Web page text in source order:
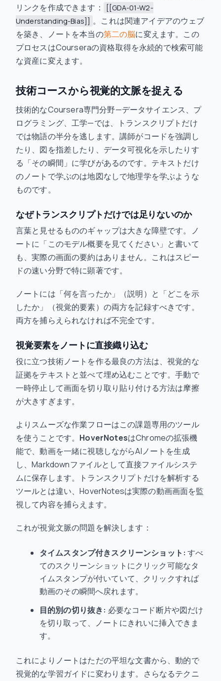
リンクを作成できます：
[[GDA-01-W2-
Understanding-Bias]] 。これは関連アイデアのウェブ
を築き、ノートを本当の第二の脳に変えます。この
プロセスはCourseraの資格取得を永続的で検索可能
な資産に変えます。
技術コースから視覚的文脈を捉える
技術的なCoursera専門分野—データサイエンス、プ
ログラミング、工学—では、トランスクリプトだけ
では物語の半分を逃します。講師がコードを強調し
たり、図を指差したり、データ可視化を示したりす
る「その瞬間」に学びがあるのです。テキストだけ
のノートで学ぶのは地図なしで地理学を学ぶような
ものです。
なぜトランスクリプトだけでは足りないのか
言葉と見せるもののギャップは大きな障壁です。ノ
ートに「このモデル概要を見てください」と書いて
も、実際の画面の要約はありません。これはスピー
ドの速い分野で特に顕著です。
ノートには「何を言ったか」（説明）と「どこを示
したか」（視覚的要素）の両方を記録すべきです。
両方を捕らえられなければ不完全です。
視覚要素をノートに直接織り込む
役に立つ技術ノートを作る最良の方法は、視覚的な
証拠をテキストと並べて埋め込むことです。手動で
一時停止して画面を切り取り貼り付ける方法は摩擦
が大きすぎます。
よりスムーズな作業フローはこの課題専用のツール
を使うことです。 HoverNotesはChromeの拡張機
能で、動画を一緒に視聴しながらAIノートを生成
し、Markdownファイルとして直接ファイルシステ
ムに保存します。トランスクリプトだけを解析する
ツールとは違い、HoverNotesは実際の動画画面を監
視して内容を捕らえます。
これが視覚文脈の問題を解決します：
タイムスタンプ付きスクリーンショット: すべ
てのスクリーンショットにクリック可能なタ
イムスタンプが付いていて、クリックすれば
動画のその瞬間へ戻れます。
目的別の切り抜き: 必要なコード断片や図だけ
を切り取って、ノートにきれいに挿入できま
す。
これによりノートはただの平坦な文書から、動的で
視覚的な学習ガイドに変わります。さらなるテクニ